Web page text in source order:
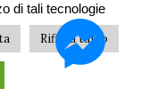
di tali tecnologie
Rifiuta tutto